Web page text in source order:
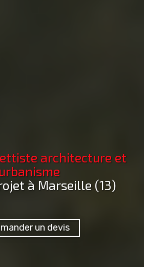
architecture et
urbanisme
à Marseille (13)
un devis